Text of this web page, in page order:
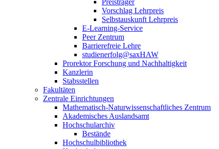
Preisträger
Vorschlag Lehrpreis
Selbstauskunft Lehrpreis
E-Learning-Service
Peer Zentrum
Barrierefreie Lehre
studienerfolg@saxHAW
Prorektor Forschung und Nachhaltigkeit
Kanzlerin
Stabsstellen
Fakultäten
Zentrale Einrichtungen
Mathematisch-Naturwissenschaftliches Zentrum
Akademisches Auslandsamt
Hochschularchiv
Bestände
Hochschulbibliothek